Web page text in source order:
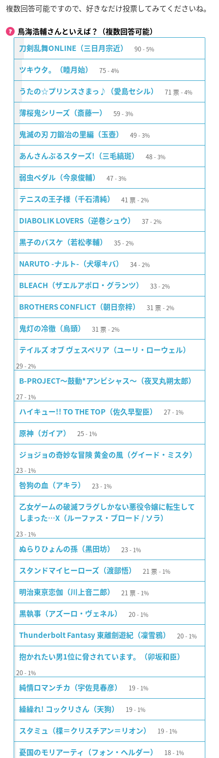
複数回答可能ですので、好きなだけ投票してみてくださいね。
鳥海浩輔さんといえば？（複数回答可能）
刀剣乱舞ONLINE（三日月宗近） 90 5%
ツキウタ。（睦月始） 75 4%
うたの☆プリンスさまっ♪（愛島セシル） 71 票 4%
薄桜鬼シリーズ（斎藤一） 59 3%
鬼滅の刃 刀鍛冶の里編（玉壺） 49 3%
あんさんぶるスターズ!（三毛縞斑） 48 3%
弱虫ペダル（今泉俊輔） 47 3%
テニスの王子様（千石清純） 41 票 2%
DIABOLIK LOVERS（逆巻シュウ） 37 2%
黒子のバスケ（若松孝輔） 35 2%
NARUTO -ナルト-（犬塚キバ） 34 2%
BLEACH（ザエルアポロ・グランツ） 33 2%
BROTHERS CONFLICT（朝日奈梓） 31 票 2%
鬼灯の冷徹（烏頭） 31 票 2%
テイルズ オブ ヴェスペリア（ユーリ・ローウェル）
29 2%
B-PROJECT〜鼓動*アンビシャス〜（夜叉丸朔太郎）
27 1%
ハイキュー!! TO THE TOP（佐久早聖臣） 27 1%
原神（ガイア） 25 1%
ジョジョの奇妙な冒険 黄金の風（グイード・ミスタ）
23 1%
咎狗の血（アキラ） 23 1%
乙女ゲームの破滅フラグしかない悪役令嬢に転生して
しまった…X（ルーファス・ブロード / ソラ）
23 1%
ぬらりひょんの孫（黒田坊） 23 1%
スタンドマイヒーローズ（渡部悟） 21 票 1%
明治東亰恋伽（川上音二郎） 21 票 1%
黒執事（アズーロ・ヴェネル） 20 1%
Thunderbolt Fantasy 東離劍遊紀（凜雪鴉） 20 1%
抱かれたい男1位に脅されています。（卯坂和臣）
20 1%
純情ロマンチカ（宇佐見春彦） 19 1%
繰繰れ! コックリさん（天狗） 19 1%
スタミュ（楪＝クリスチアン＝リオン） 19 1%
憂国のモリアーティ（フォン・ヘルダー） 18 1%